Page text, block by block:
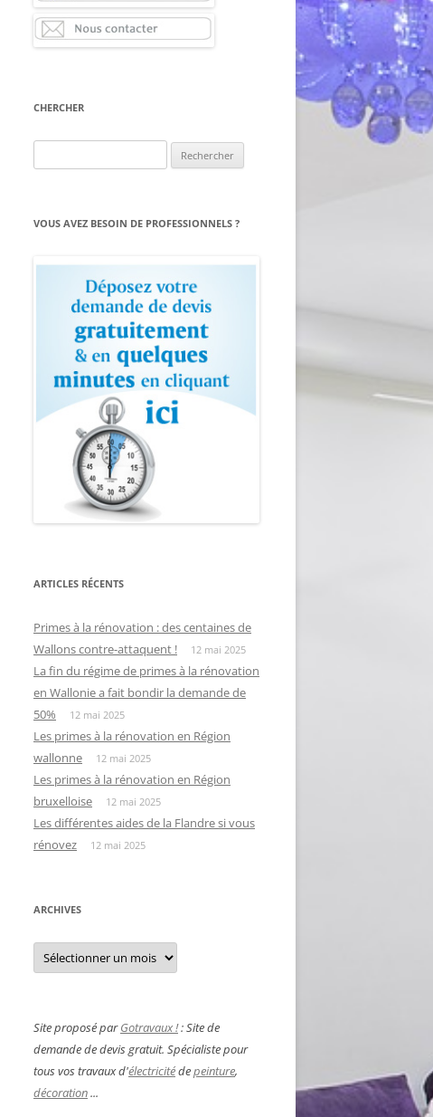
CHERCHER
VOUS AVEZ BESOIN DE PROFESSIONNELS ?
ARTICLES RÉCENTS
Primes à la rénovation : des centaines de
Wallons contre-attaquent !
12 mai 2025
La fin du régime de primes à la rénovation
en Wallonie a fait bondir la demande de
50%
12 mai 2025
Les primes à la rénovation en Région
wallonne
12 mai 2025
Les primes à la rénovation en Région
bruxelloise
12 mai 2025
Les différentes aides de la Flandre si vous
rénovez
12 mai 2025
ARCHIVES
Archives
Site proposé parGotravaux !: Site de
demande de devis gratuit. Spécialiste pour
tous vos travaux d'électricitédepeinture,
décoration...